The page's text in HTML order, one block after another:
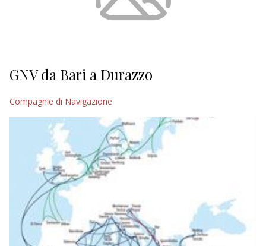
GNV da Bari a Durazzo
Compagnie di Navigazione